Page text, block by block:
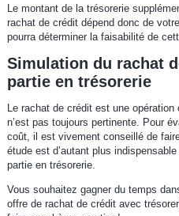
Le montant de la trésorerie
rachat de crédit dépend donc de
pourra déterminer la faisabilité de
Simulation du rachat
partie en trésorerie
Le rachat de crédit est une
n’est pas toujours pertinente. Pour
coût, il est vivement conseillé de
étude est d’autant plus
partie en trésorerie.
Vous souhaitez gagner du temps
offre de rachat de crédit avec